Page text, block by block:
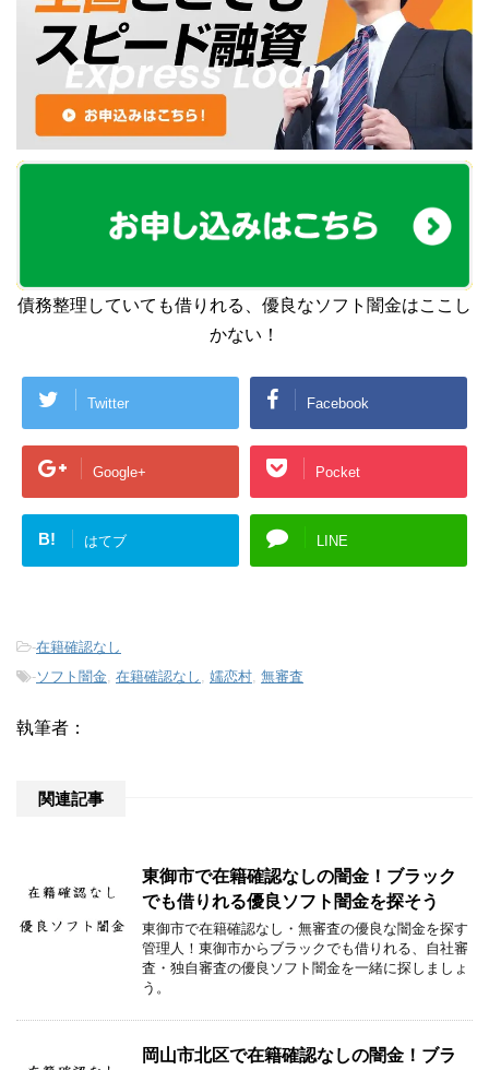
債務整理していても借りれる、優良なソフト闇金はここし
かない！
Twitter Facebook
Google+ Pocket
B! はてブ LINE
-在籍確認なし
-ソフト闇金, 在籍確認なし , 嬬恋村, 無審査
執筆者：
関連記事
東御市で在籍確認なしの闇金！ブラック
でも借りれる優良ソフト闇金を探そう
東御市で在籍確認なし・無審査の優良な闇金を探す
管理人！東御市からブラックでも借りれる、自社審
査・独自審査の優良ソフト闇金を一緒に探しましょ
う。
岡山市北区で在籍確認なしの闇金！ブラ